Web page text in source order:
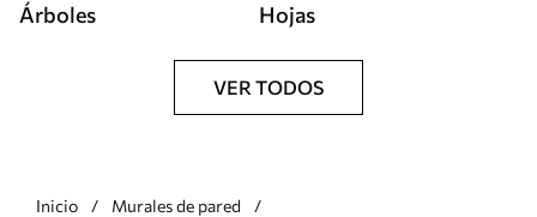
Árboles Hojas
VER TODOS
Inicio
Murales de pared